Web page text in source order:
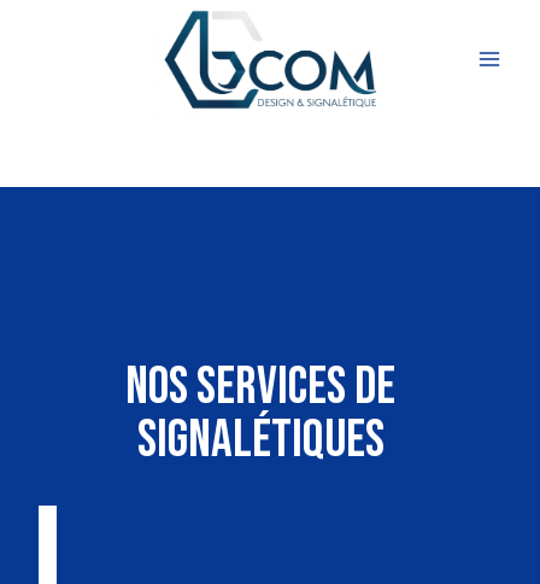
NOS SERVICES DE
SIGNALÉTIQUES